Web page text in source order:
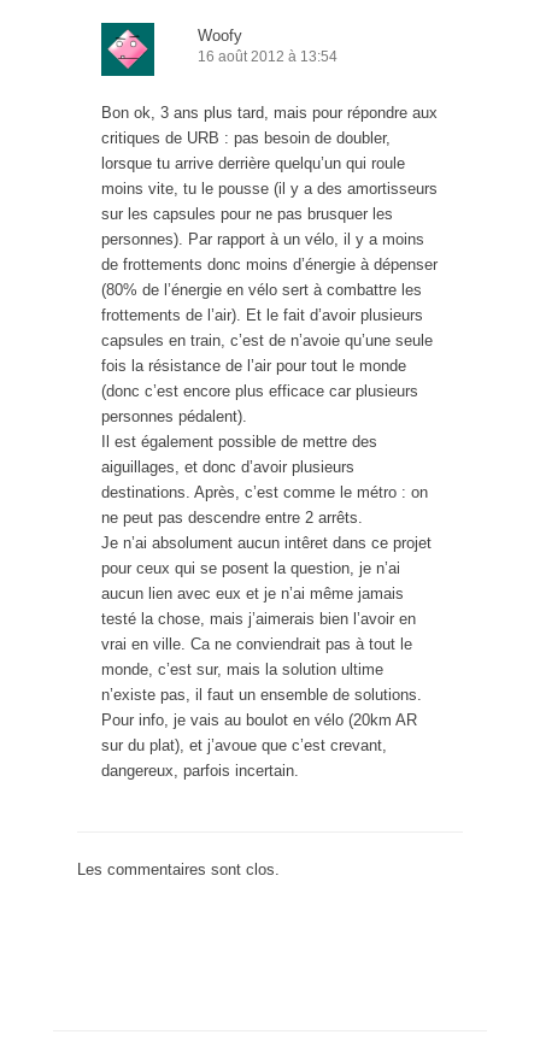
Woofy
16 août 2012 à 13:54
Bon ok, 3 ans plus tard, mais pour répondre aux
critiques de URB : pas besoin de doubler,
lorsque tu arrive derrière quelqu’un qui roule
moins vite, tu le pousse (il y a des amortisseurs
sur les capsules pour ne pas brusquer les
personnes). Par rapport à un vélo, il y a moins
de frottements donc moins d’énergie à dépenser
(80% de l’énergie en vélo sert à combattre les
frottements de l’air). Et le fait d’avoir plusieurs
capsules en train, c’est de n’avoie qu’une seule
fois la résistance de l’air pour tout le monde
(donc c’est encore plus efficace car plusieurs
personnes pédalent).
Il est également possible de mettre des
aiguillages, et donc d’avoir plusieurs
destinations. Après, c’est comme le métro : on
ne peut pas descendre entre 2 arrêts.
Je n’ai absolument aucun intêret dans ce projet
pour ceux qui se posent la question, je n’ai
aucun lien avec eux et je n’ai même jamais
testé la chose, mais j’aimerais bien l’avoir en
vrai en ville. Ca ne conviendrait pas à tout le
monde, c’est sur, mais la solution ultime
n’existe pas, il faut un ensemble de solutions.
Pour info, je vais au boulot en vélo (20km AR
sur du plat), et j’avoue que c’est crevant,
dangereux, parfois incertain.
Les commentaires sont clos.